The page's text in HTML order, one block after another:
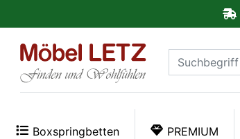
Boxspringbetten PREMIUM
Kundenmeinungen
PREMIUM